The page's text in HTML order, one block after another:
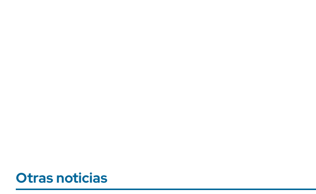
Otras noticias